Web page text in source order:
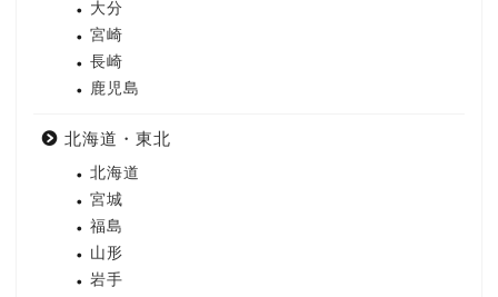
大分
宮崎
長崎
鹿児島
北海道・東北
北海道
宮城
福島
山形
岩手